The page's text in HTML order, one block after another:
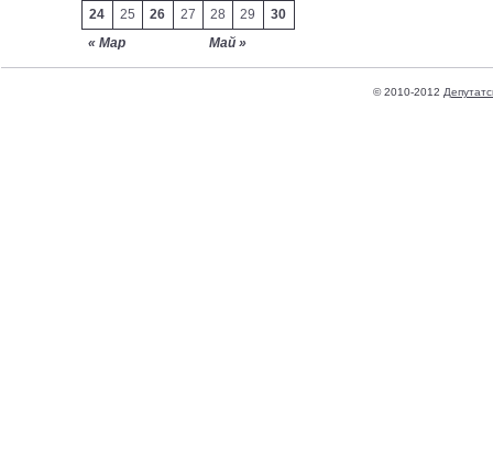
« Мар Май »
24 25 26 27 28 29 30
© 2010-2012